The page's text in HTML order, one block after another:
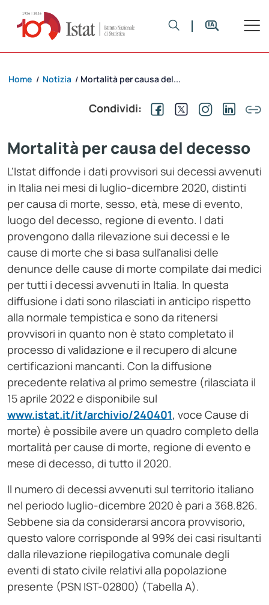
Home / Notizia / Mortalità per causa del...
Condividi:
Mortalità per causa del decesso
L’Istat diffonde i dati provvisori sui decessi avvenuti
in Italia nei mesi di luglio-dicembre 2020, distinti
per causa di morte, sesso, età, mese di evento,
luogo del decesso, regione di evento. I dati
provengono dalla rilevazione sui decessi e le
cause di morte che si basa sull’analisi delle
denunce delle cause di morte compilate dai medici
per tutti i decessi avvenuti in Italia. In questa
diffusione i dati sono rilasciati in anticipo rispetto
alla normale tempistica e sono da ritenersi
provvisori in quanto non è stato completato il
processo di validazione e il recupero di alcune
certificazioni mancanti. Con la diffusione
precedente relativa al primo semestre (rilasciata il
15 aprile 2022 e disponibile sul
www.istat.it/it/archivio/240401, voce Cause di
morte) è possibile avere un quadro completo della
mortalità per cause di morte, regione di evento e
mese di decesso, di tutto il 2020.
Il numero di decessi avvenuti sul territorio italiano
nel periodo luglio-dicembre 2020 è pari a 368.826.
Sebbene sia da considerarsi ancora provvisorio,
questo valore corrisponde al 99% dei casi risultanti
dalla rilevazione riepilogativa comunale degli
eventi di stato civile relativi alla popolazione
presente (PSN IST-02800) (Tabella A).